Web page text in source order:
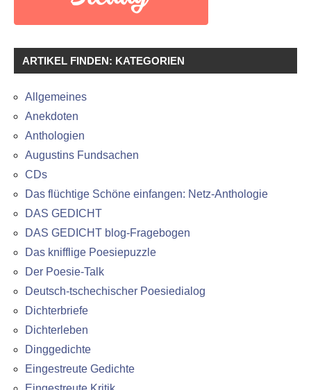
ARTIKEL FINDEN: KATEGORIEN
Allgemeines
Anekdoten
Anthologien
Augustins Fundsachen
CDs
Das flüchtige Schöne einfangen: Netz-Anthologie
DAS GEDICHT
DAS GEDICHT blog-Fragebogen
Das knifflige Poesiepuzzle
Der Poesie-Talk
Deutsch-tschechischer Poesiedialog
Dichterbriefe
Dichterleben
Dinggedichte
Eingestreute Gedichte